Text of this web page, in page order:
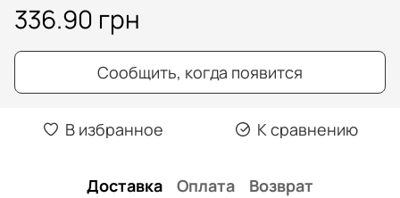
336.90 грн
Сообщить, когда появится
В избранное К сравнению
Доставка Оплата Возврат